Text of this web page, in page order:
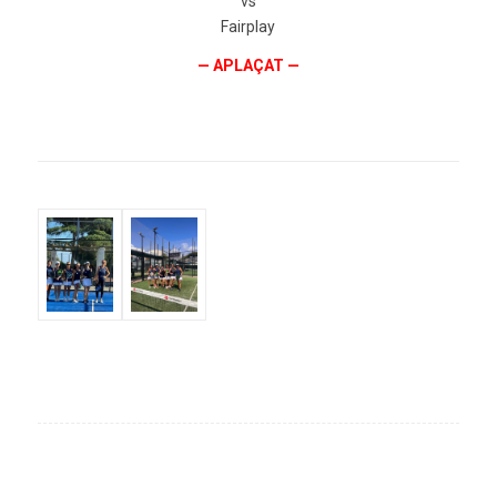
Fairplay
— APLAÇAT —